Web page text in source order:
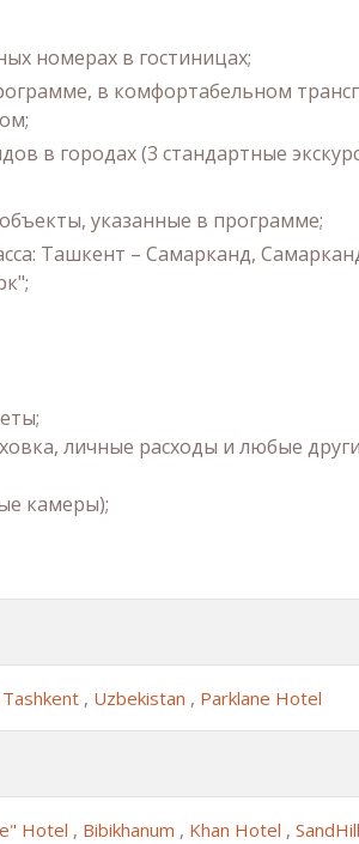
номерах в гостиницах;
в комфортабельном
в городах (3 стандартные
указанные в программе;
Ташкент – Самарканд,
личные расходы и любые
камеры);
, Uzbekistan , Parklane Hotel
Hotel , Bibikhanum , Khan Hotel , SandHill